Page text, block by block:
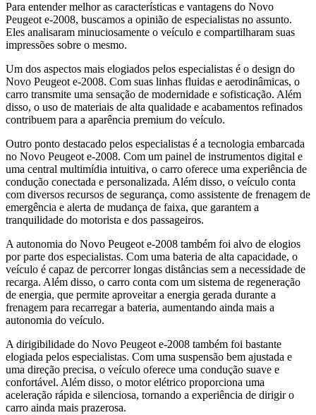
Para entender melhor as características e vantagens do Novo
Peugeot e-2008, buscamos a opinião de especialistas no assunto.
Eles analisaram minuciosamente o veículo e compartilharam suas
impressões sobre o mesmo.
Um dos aspectos mais elogiados pelos especialistas é o design do
Novo Peugeot e-2008. Com suas linhas fluidas e aerodinâmicas, o
carro transmite uma sensação de modernidade e sofisticação. Além
disso, o uso de materiais de alta qualidade e acabamentos refinados
contribuem para a aparência premium do veículo.
Outro ponto destacado pelos especialistas é a tecnologia embarcada
no Novo Peugeot e-2008. Com um painel de instrumentos digital e
uma central multimídia intuitiva, o carro oferece uma experiência de
condução conectada e personalizada. Além disso, o veículo conta
com diversos recursos de segurança, como assistente de frenagem de
emergência e alerta de mudança de faixa, que garantem a
tranquilidade do motorista e dos passageiros.
A autonomia do Novo Peugeot e-2008 também foi alvo de elogios
por parte dos especialistas. Com uma bateria de alta capacidade, o
veículo é capaz de percorrer longas distâncias sem a necessidade de
recarga. Além disso, o carro conta com um sistema de regeneração
de energia, que permite aproveitar a energia gerada durante a
frenagem para recarregar a bateria, aumentando ainda mais a
autonomia do veículo.
A dirigibilidade do Novo Peugeot e-2008 também foi bastante
elogiada pelos especialistas. Com uma suspensão bem ajustada e
uma direção precisa, o veículo oferece uma condução suave e
confortável. Além disso, o motor elétrico proporciona uma
aceleração rápida e silenciosa, tornando a experiência de dirigir o
carro ainda mais prazerosa.